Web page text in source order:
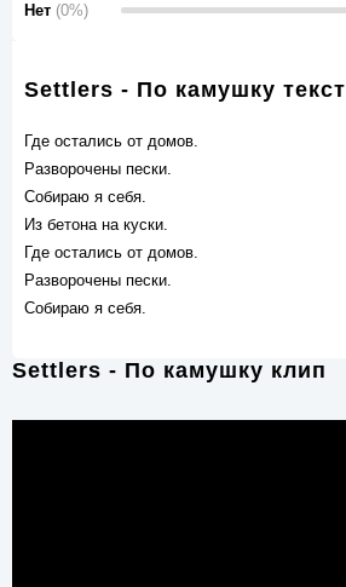
Нет (0%)
Settlers - По камушку текст
Где остались от домов.
Разворочены пески.
Собираю я себя.
Из бетона на куски.
Где остались от домов.
Разворочены пески.
Собираю я себя.
Settlers - По камушку клип